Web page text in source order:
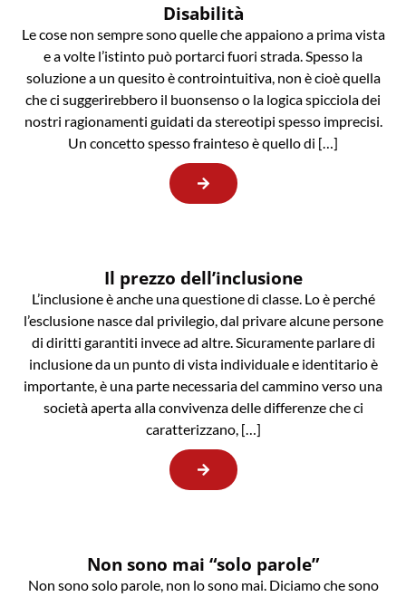
Disabilità
Le cose non sempre sono quelle che appaiono a prima vista
e a volte l’istinto può portarci fuori strada. Spesso la
soluzione a un quesito è controintuitiva, non è cioè quella
che ci suggerirebbero il buonsenso o la logica spicciola dei
nostri ragionamenti guidati da stereotipi spesso imprecisi.
Un concetto spesso frainteso è quello di […]
Il prezzo dell’inclusione
L’inclusione è anche una questione di classe. Lo è perché
l’esclusione nasce dal privilegio, dal privare alcune persone
di diritti garantiti invece ad altre. Sicuramente parlare di
inclusione da un punto di vista individuale e identitario è
importante, è una parte necessaria del cammino verso una
società aperta alla convivenza delle differenze che ci
caratterizzano, […]
Non sono mai “solo parole”
Non sono solo parole, non lo sono mai. Diciamo che sono